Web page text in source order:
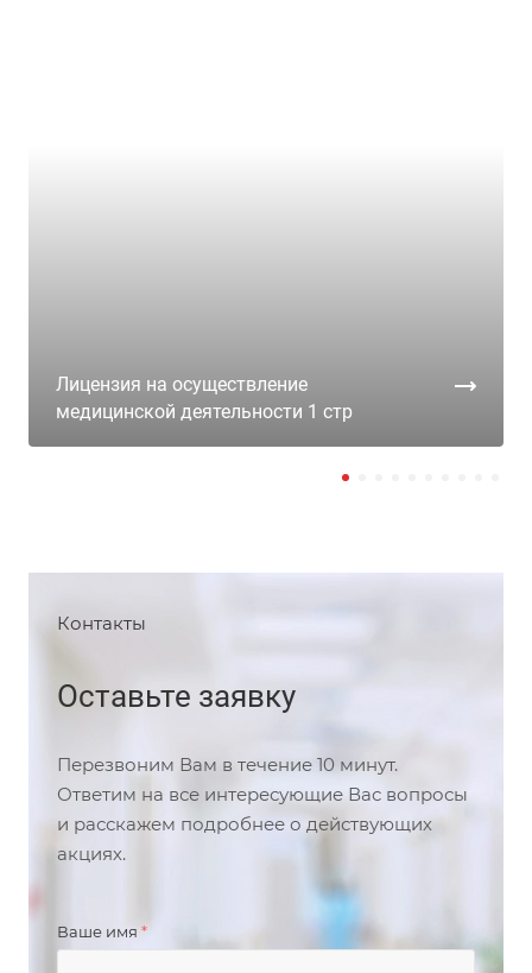
Лицензия на осуществление
медицинской деятельности 1 стр
Контакты
Оставьте заявку
Перезвоним Вам в течение 10 минут.
Ответим на все интересующие Вас вопросы
и расскажем подробнее о действующих
акциях.
Ваше имя *